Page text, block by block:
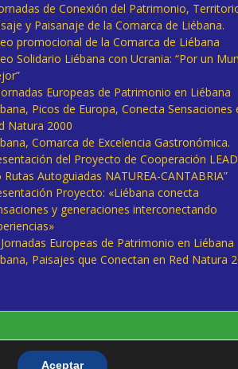
de Conexión del Patrimonio,
y Paisanaje de la Comarca de Liébana.
promocional de la Comarca de Liébana
Solidario Liébana con Ucrania: “Por un
Europeas de Patrimonio en Liébana
Picos de Europa, Conecta Sensaciones
Natura 2000
Comarca de Excelencia Gastronómica.
del Proyecto de Cooperación
Rutas Autoguiadas NATUREA-CANTABRIA”
Proyecto: «Liébana conecta
y generaciones interconectando
Europeas de Patrimonio en Liébana
Paisajes que Conectan en Red Natura
Aceptar